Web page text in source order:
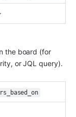
the board (for
or JQL query).